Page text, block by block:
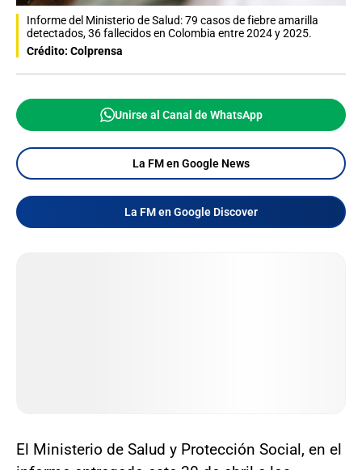
Informe del Ministerio de Salud: 79 casos de fiebre amarilla
detectados, 36 fallecidos en Colombia entre 2024 y 2025.
Crédito: Colprensa
Unirse al Canal de WhatsApp
La FM en Google News
La FM en Google Discover
El Ministerio de Salud y Protección Social, en el